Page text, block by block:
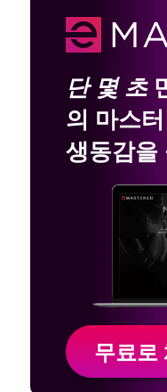
단 몇 초
의 마스
생동감을
무료로